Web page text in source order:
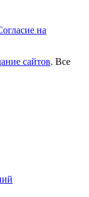
на
сайтов. Все